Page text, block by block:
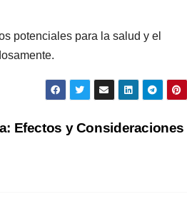
potenciales para la salud y el
Efectos y Consideraciones